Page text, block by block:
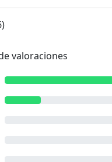
)
valoraciones